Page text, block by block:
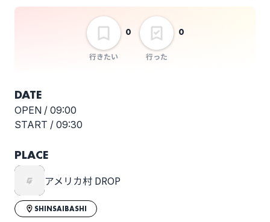
行きたい
0
行った
0
DATE
OPEN / 09:00
START / 09:30
PLACE
アメリカ村 DROP
SHINSAIBASHI